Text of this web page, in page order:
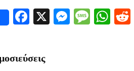
Facebook
X